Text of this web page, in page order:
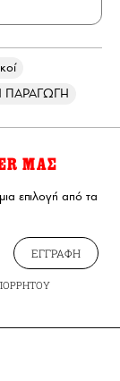
ΠΑΡΑΓΩΓΗ
ΜΑΣ
επιλογή από τα
ΕΓΓΡΑΦΗ